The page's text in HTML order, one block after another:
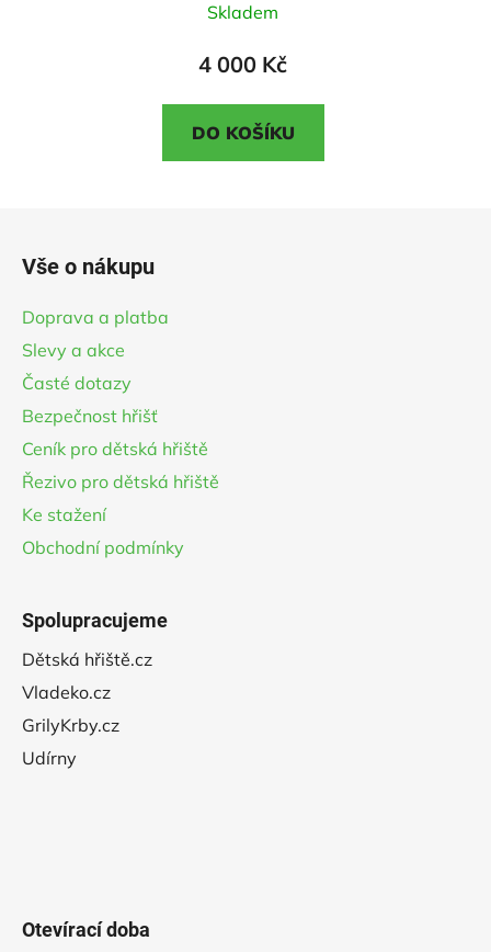
hodnocení
produktu
z
Skladem
4 000 Kč
DO KOŠÍKU
Vše o nákupu
Doprava a platba
Slevy a akce
Časté dotazy
Bezpečnost hřišť
Ceník pro dětská hřiště
Řezivo pro dětská hřiště
Ke stažení
Obchodní podmínky
Spolupracujeme
Dětská hřiště.cz
Vladeko.cz
GrilyKrby.cz
Udírny
Otevírací doba